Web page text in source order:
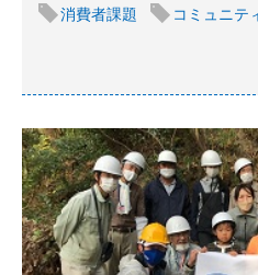
消費者課題
コミュニテ